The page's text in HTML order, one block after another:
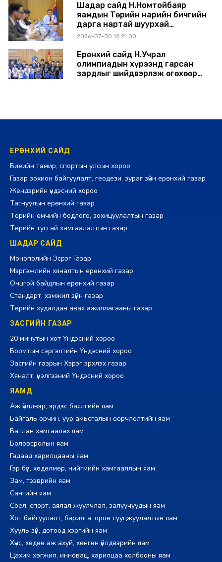
Шадар сайд Н.Номтойбаяр
яамдын Төрийн нарийн бичгийн
дарга нартай шуурхай
хуралдлаа
2026-07-30 12:21:00
Ерөнхий сайд Н.Учрал
олимпиадын хүрээнд гарсан
зардлыг шийдвэрлэж өгөхөөр
ЕРӨНХИЙ САЙД
Биеийн тамир, спортын улсын хороо
Газар зохион байгуулалт, геодези, зураг зүйн ерөнхий газар
Жендэрийн үндэсний хороо
Тагнуулын ерөнхий газар
Төрийн өмчийн бодлого, зохицуулалтын газар
Төрийн тусгай хамгаалалтын газар
ШАДАР САЙД
Монополийн Эсрэг Газар
Мэргэжлийн хяналтын ерөнхий газар
Онцгой байдлын ерөнхий газар
Стандарт, хэмжил зүйн газар
Төрийн худалдан авах ажиллагааны газар
ЗАСГИЙН ГАЗАР
20 минутын хот Үндэсний хороо
Боомтын сэргэлтийн Үндэсний хороо
Засгийн газрын Хэрэг эрхлэх газар
Хяналт, үнэлгээний Үндэсний хороо
ЯАМД
Аж үйлдвэр, эрдэс баялгийн яам
Байгаль орчин, уур амьсгалын өөрчлөлтийн яам
Батлан хамгаалах яам
Боловсролын яам
Гадаад харилцааны яам
Гэр бүл, хөдөлмөр, нийгмийн хамгааллын яам
Зам, тээврийн яам
Сангийн яам
Соёл, спорт, аялал жуулчлал, залуучуудын яам
Хот байгуулалт, барилга, орон сууцжуулалтын яам
Хууль зүй, дотоод хэргийн яам
Хүнс, хөдөө аж ахуй, хөнгөн үйлдвэрийн яам
Цахим хөгжил, инновац, харилцаа холбооны яам